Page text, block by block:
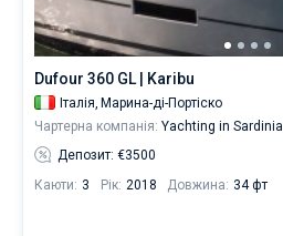
Поруч
Портіско,
Ольбія,
Гольфо
Аранчі
Кальярі,
Порто
Ротондо.
Портіско
Ольбія
Гольфо
Кальярі
Порто
Карлофорте
Порто-
Альгеро
Порто-
Полту
Dufour 360 GL | Karibu
Італія, Марина-ді-Портіско
Чартерна компанія: Yachting in Sardinia
Депозит: €3500
Каюти: 3 Рік: 2018 Довжина: 34 фт